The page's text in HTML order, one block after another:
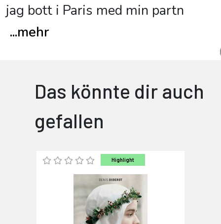
jag bott i Paris med min partn
...mehr
Das könnte dir auch
gefallen
Highlight